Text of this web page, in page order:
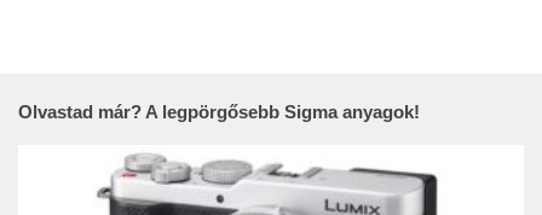
Olvastad már? A legpörgősebb Sigma anyagok!